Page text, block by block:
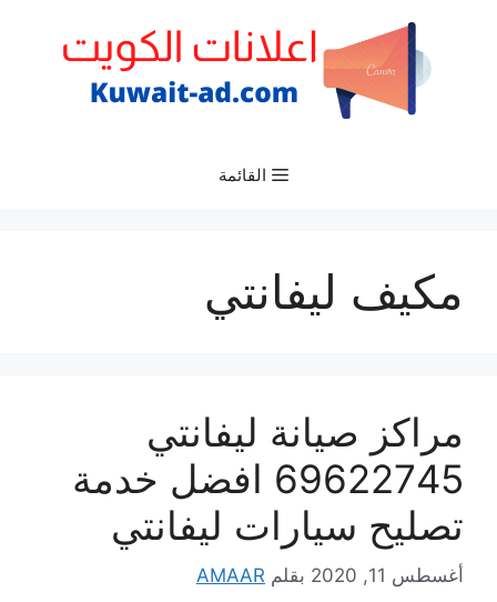
القائمة
مكيف ليفانتي
مراكز صيانة ليفانتي
69622745 افضل خدمة
تصليح سيارات ليفانتي
أغسطس 11, 2020 بقلم AMAAR